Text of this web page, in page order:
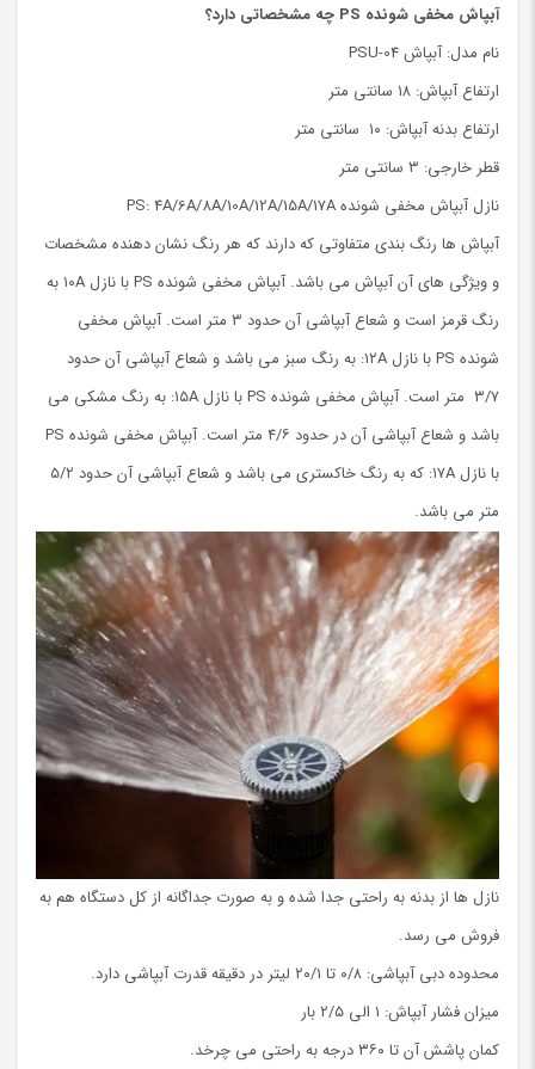
آبپاش مخفی شونده PS چه مشخصاتی دارد؟
نام مدل: آبپاش PSU-04
ارتفاع آبپاش: ۱۸ سانتی متر
ارتفاع بدنه آبپاش: ۱۰ سانتی متر
قطر خارجی: ۳ سانتی متر
نازل آبپاش مخفی شونده PS: 4A/6A/8A/10A/12A/15A/17A
آبپاش ها رنگ بندی متفاوتی که دارند که هر رنگ نشان دهنده مشخصات
و ویژگی های آن آبپاش می باشد. آبپاش مخفی شونده PS با نازل ۱۰A به
رنگ قرمز است و شعاع آبپاشی آن حدود ۳ متر است. آبپاش مخفی
شونده PS با نازل ۱۲A: به رنگ سبز می باشد و شعاع آبپاشی آن حدود
۳/۷ متر است. آبپاش مخفی شونده PS با نازل ۱۵A: به رنگ مشکی می
باشد و شعاع آبپاشی آن در حدود ۴/۶ متر است. آبپاش مخفی شونده PS
با نازل ۱۷A: که به رنگ خاکستری می باشد و شعاع آبپاشی آن حدود ۵/۲
متر می باشد.
نازل ها از بدنه به راحتی جدا شده و به صورت جداگانه از کل دستگاه هم به
فروش می رسد.
محدوده دبی آبپاشی: ۰/۸ تا ۲۰/۱ لیتر در دقیقه قدرت آبپاشی دارد.
میزان فشار آبپاش: ۱ الی ۲/۵ بار
کمان پاشش آن تا ۳۶۰ درجه به راحتی می چرخد.